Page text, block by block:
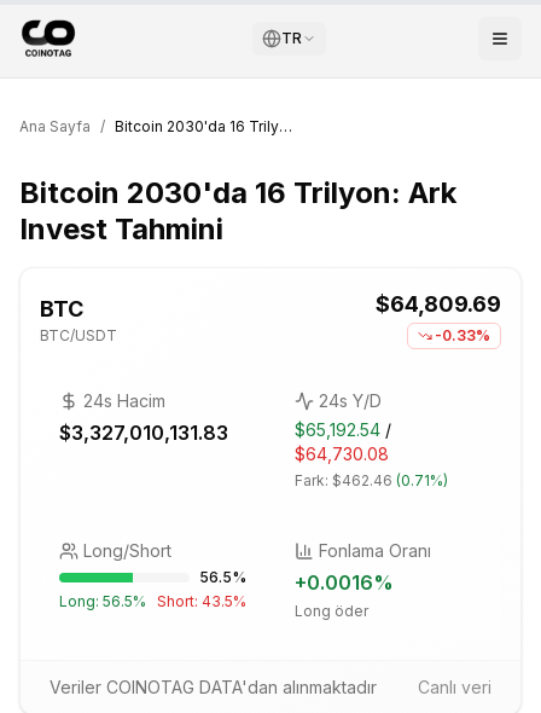
TR
Ana Sayfa / Bitcoin 2030'da 16 Trilyon: Ark Invest Tahmini
Bitcoin 2030'da 16 Trilyon: Ark
Invest Tahmini
BTC
BTC/USDT
$64,809.69
-0.33%
24s Hacim
$3,327,010,131.83
24s Y/D
$65,192.54 /
$64,730.08
Fark: $462.46 (0.71%)
Long/Short
56.5%
Long: 56.5% Short: 43.5%
Fonlama Oranı
+0.0016%
Long öder
Veriler COINOTAG DATA'dan alınmaktadır Canlı veri